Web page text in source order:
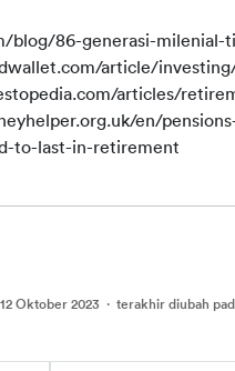
blog/86-generasi-milenial-
article/
articles/
en/
to-last-in-retirement
12 Oktober 2023 · terakhir diubah